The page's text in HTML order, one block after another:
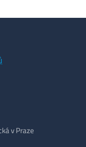
v Praze